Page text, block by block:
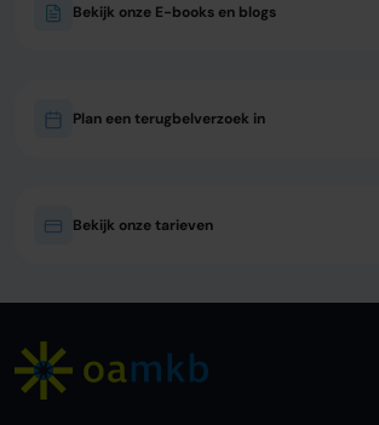
Bekijk onze E-books en blogs
Plan een terugbelverzoek in
Bekijk onze tarieven